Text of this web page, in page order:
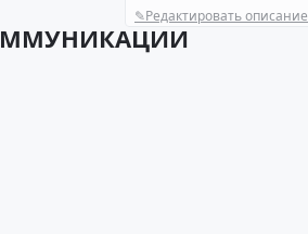
✎Редактировать описание